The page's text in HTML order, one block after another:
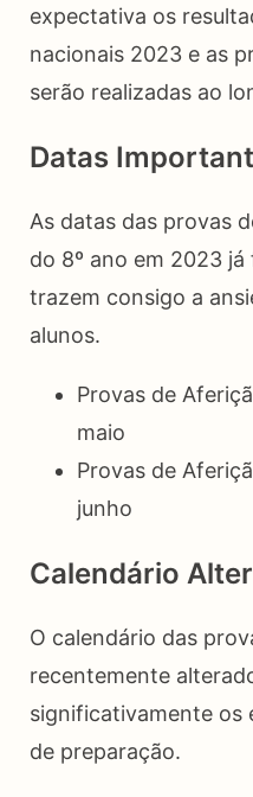
expectativa os
nacionais 2023 e as
serão realizadas ao
Datas
As datas das provas
do 8º ano em 2023
trazem consigo a
alunos.
Provas de
maio
Provas de
junho
Calendário
O calendário das
recentemente
significativamente os
de preparação.